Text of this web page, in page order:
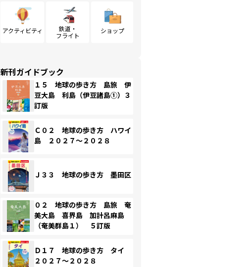
アクティビティ
鉄道・
フライト
ショップ
新刊ガイドブック
１５ 地球の歩き方 島旅 伊
豆大島 利島（伊豆諸島①）３
訂版
Ｃ０２ 地球の歩き方 ハワイ
島 ２０２７～２０２８
Ｊ３３ 地球の歩き方 墨田区
０２ 地球の歩き方 島旅 奄
美大島 喜界島 加計呂麻島
（奄美群島１） ５訂版
Ｄ１７ 地球の歩き方 タイ
２０２７～２０２８